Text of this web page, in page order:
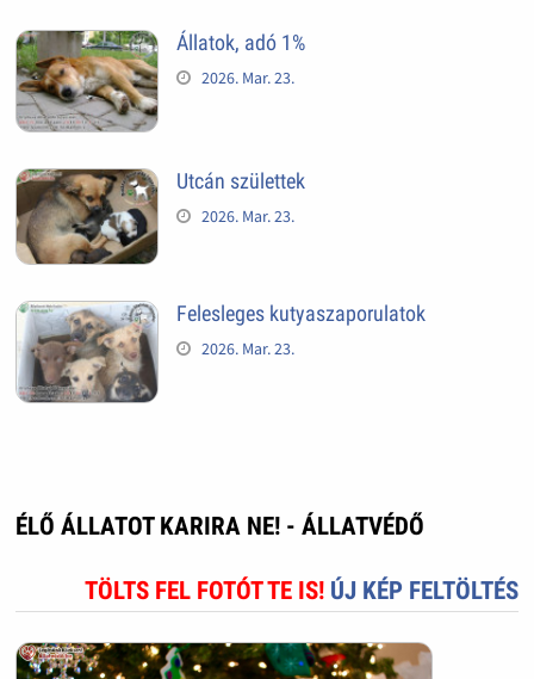
Állatok, adó 1%
2026. Mar. 23.
Utcán születtek
2026. Mar. 23.
Felesleges kutyaszaporulatok
2026. Mar. 23.
ÉLŐ ÁLLATOT KARIRA NE! - ÁLLATVÉDŐ
TÖLTS FEL FOTÓT TE IS! ÚJ KÉP FELTÖLTÉS